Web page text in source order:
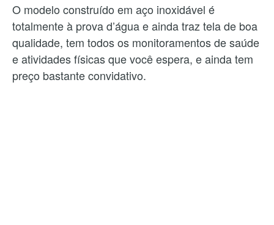
O modelo construído em aço inoxidável é
totalmente à prova d’água e ainda traz tela de boa
qualidade, tem todos os monitoramentos de saúde
e atividades físicas que você espera, e ainda tem
preço bastante convidativo.